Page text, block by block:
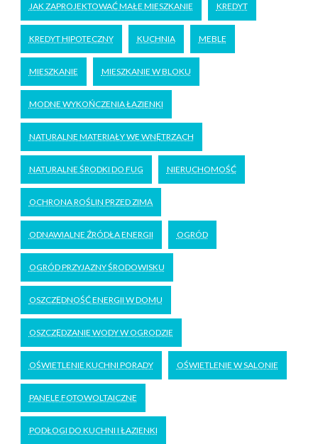
JAK ZAPROJEKTOWAĆ MAŁE MIESZKANIE KREDYT
KREDYT HIPOTECZNY KUCHNIA MEBLE
MIESZKANIE MIESZKANIE W BLOKU
MODNE WYKOŃCZENIA ŁAZIENKI
NATURALNE MATERIAŁY WE WNĘTRZACH
NATURALNE ŚRODKI DO FUG NIERUCHOMOŚĆ
OCHRONA ROŚLIN PRZED ZIMĄ
ODNAWIALNE ŹRÓDŁA ENERGII OGRÓD
OGRÓD PRZYJAZNY ŚRODOWISKU
OSZCZĘDNOŚĆ ENERGII W DOMU
OSZCZĘDZANIE WODY W OGRODZIE
OŚWIETLENIE KUCHNI PORADY OŚWIETLENIE W SALONIE
PANELE FOTOWOLTAICZNE
PODŁOGI DO KUCHNI I ŁAZIENKI